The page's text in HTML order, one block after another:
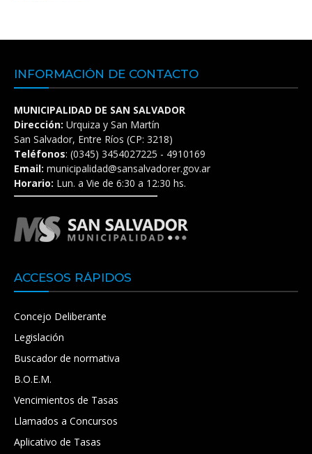
INFORMACIÓN DE CONTACTO
MUNICIPALIDAD DE SAN SALVADOR
Dirección: Urquiza y San Martín
San Salvador, Entre Ríos (CP: 3218)
Teléfonos: (0345) 3454027225 - 4910169
Email: municipalidad@sansalvadorer.gov.ar
Horario: Lun. a Vie de 6:30 a 12:30 hs.
ACCESOS RÁPIDOS
Concejo Deliberante
Legislación
Buscador de normativa
B.O.E.M.
Vencimientos de Tasas
Llamados a Concursos
Aplicativo de Tasas